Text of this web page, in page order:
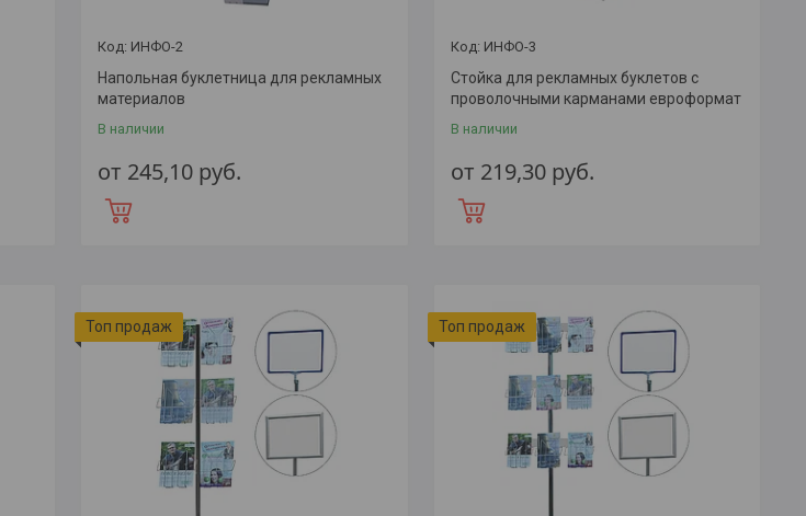
ИНФО-2
Напольная буклетница для рекламных
материалов
В наличии
от 245,10 руб.
ИНФО-3
Стойка для рекламных буклетов с
проволочными карманами евроформат
В наличии
от 219,30 руб.
Топ продаж Топ продаж